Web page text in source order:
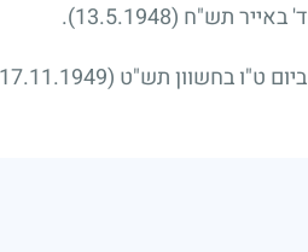
ד' באייר תש"ח (13.5.1948)
.
ביום ט"ו בחשוון תש"ט (17.11.1949)